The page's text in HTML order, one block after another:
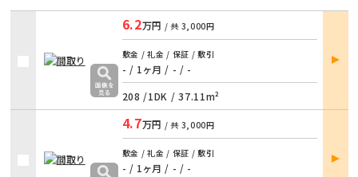
6.2万円 / 共 3,000円
敷金 / 礼金 / 保証 / 敷引
- / 1ヶ月 / - / -
208 /1DK /37.11m²
部屋
詳細
4.7万円 / 共 3,000円
敷金 / 礼金 / 保証 / 敷引
- / 1ヶ月 / - / -
部屋
詳細